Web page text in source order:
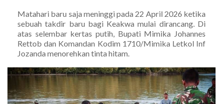
Matahari baru saja meninggi pada 22 April 2026 ketika
sebuah takdir baru bagi Keakwa mulai dirancang. Di
atas selembar kertas putih, Bupati Mimika Johannes
Rettob dan Komandan Kodim 1710/Mimika Letkol Inf
Jozanda menorehkan tinta hitam.